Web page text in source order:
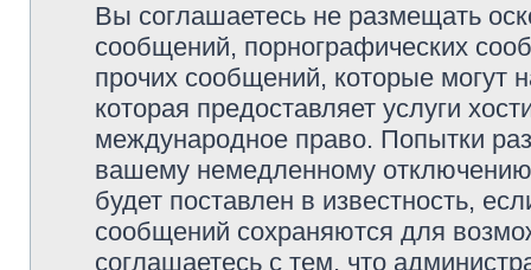
Вы соглашаетесь не размещать
сообщений, порнографических
прочих сообщений, которые могут
которая предоставляет услуги
международное право. Попытки
вашему немедленному
будет поставлен в известность,
сообщений сохраняются для
соглашаетесь с тем, что